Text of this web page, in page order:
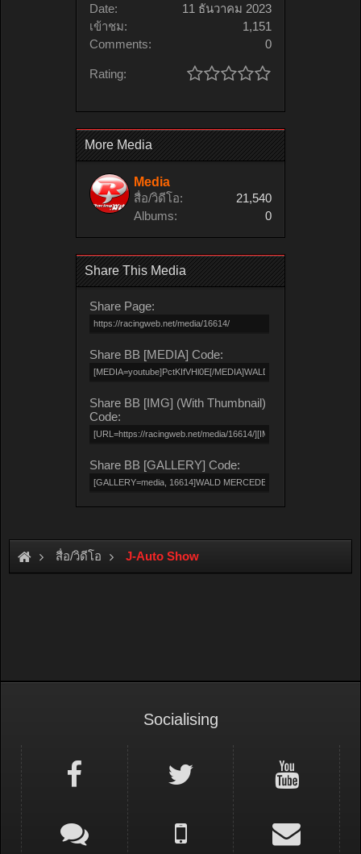
Date:
11 ธันวาคม 2023
เข้าชม:
1,151
Comments:
0
Rating:
More Media
Media
สื่อ/วิดีโอ:
21,540
Albums:
0
Share This Media
Share Page:
Share BB [MEDIA] Code:
Share BB [IMG] (With Thumbnail)
Code:
Share BB [GALLERY] Code:
สื่อ/วิดีโอ J-Auto Show
Socialising